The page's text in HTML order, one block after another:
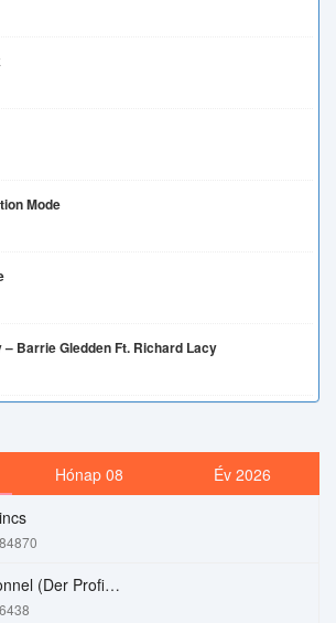
Mode
– Barrie Gledden Ft. Richard Lacy
Hónap 08 Év 2026
84870
Le-Professionnel (Der Profi) – Chi Mai